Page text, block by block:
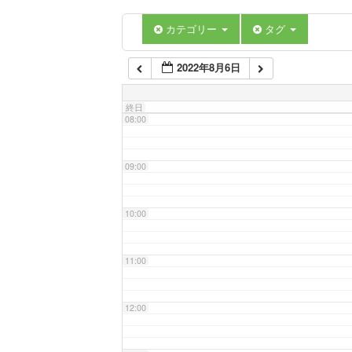
カテゴリー タグ
2022年8月6日
終日
07:00
08:00
09:00
10:00
11:00
12:00